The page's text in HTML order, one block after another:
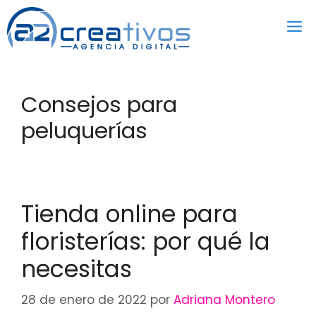
Saltar
al
contenido
Consejos para
peluquerías
Tienda online para
floristerías: por qué la
necesitas
28 de enero de 2022 por Adriana Montero